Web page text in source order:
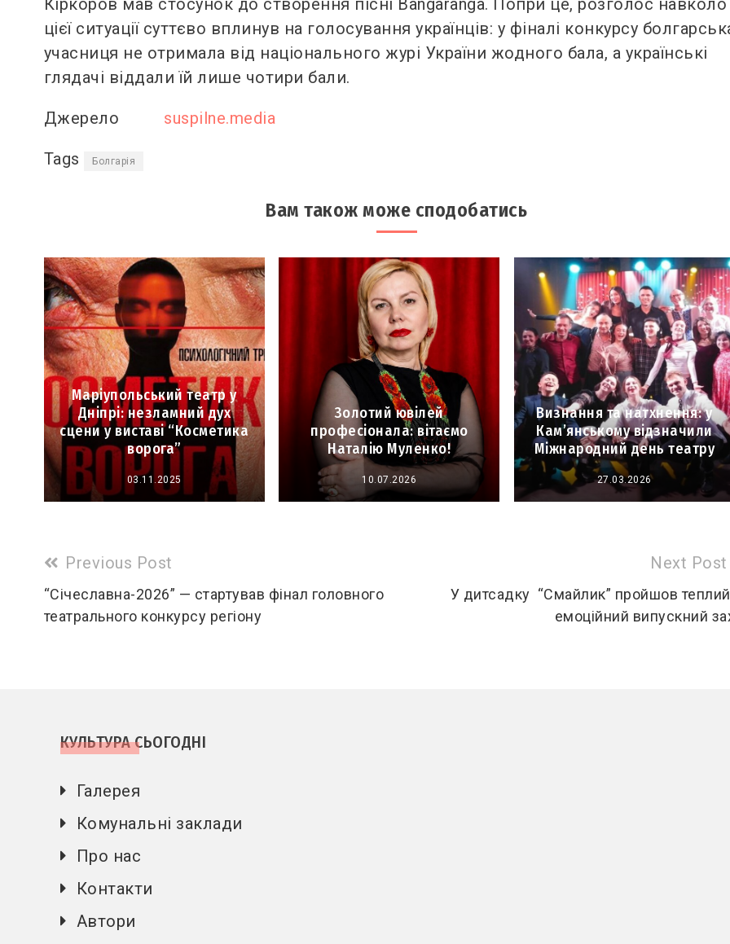
Кіркоров мав стосунок до створення пісні Bangaranga. Попри це, розголос навколо
цієї ситуації суттєво вплинув на голосування українців: у фіналі конкурсу
учасниця не отримала від національного журі України жодного бала, а українські
глядачі віддали їй лише чотири бали.
Джерело suspilne.media
Tags Болгарія
Вам також може сподобатись
Маріупольський театр у
Дніпрі: незламний дух
сцени у виставі “Косметика
ворога”
03.11.2025
Золотий ювілей
професіонала: вітаємо
Наталію Муленко!
10.07.2026
Визнання та натхнення: у
Кам’янському відзначили
Міжнародний день театру
27.03.2026
Read
more
articles
Previous Post
“Січеславна-2026” — стартував фінал головного
театрального конкурсу регіону
Next Post
У дитсадку “Смайлик” пройшов
емоційний випускний
КУЛЬТУРА СЬОГОДНІ
Галерея
Комунальні заклади
Про нас
Контакти
Автори